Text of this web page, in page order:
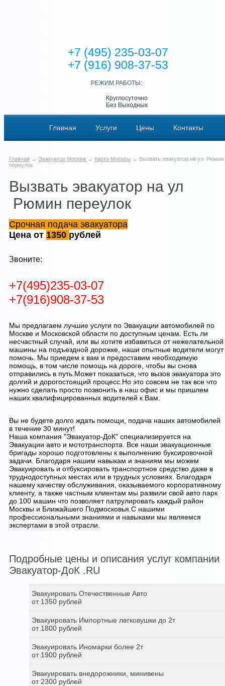
+7 (495) 235-03-07
+7 (916) 908-37-53
РЕЖИМ РАБОТЫ:
Круглосуточно
Без Выходных
Главная Услуги Цены Контакты
Главная → Эвакуатор Москва → Карта Москвы → Вызвать эвакуатор на ул Рюмин
переулок
Вызвать эвакуатор на ул
Рюмин переулок
Срочная подача эвакуатора
Цена от 1350 рублей
Звоните:
+7(495)235-03-07
+7(916)908-37-53
Мы предлагаем лучшие услуги по Эвакуации автомобилей по
Москве и Московской области по доступным ценам. Есть ли
несчастный случай, или вы хотите избавиться от нежелательной
машины на подъездной дорожке, наши опытные водители могут
помочь. Мы приедем к вам и предоставим необходимую
помощь, в том числе помощь на дороге, чтобы вы снова
отправились в путь.Может показаться, что вызов эвакуатора это
долгий и дорогостоящий процесс.Но это совсем не так все что
нужно сделать просто позвонить в наш офис и мы пришлем
наших квалифицированных водителей к Вам.
Вы не будете долго ждать помощи, подача наших автомобилей
в течение 30 минут!
Наша компания "Эвакуатор-ДоК" специализируется на
Эвакуации авто и мототранспорта. Все наши эвакуационные
бригады хорошо подготовлены к выполнению буксировочной
задачи. Благодаря нашим навыкам и знаниям мы можем
Эвакуировать и отбуксировать транспортное средство даже в
труднодоступных местах или в трудных условиях. Благодаря
нашему качеству обслуживания, оказываемого корпоративному
клиенту, а также частным клиентам мы развили свой авто парк
до 100 машин что позволяет патрулировать каждый район
Москвы и Ближайшего Подмосковья.С нашими
профессиональными знаниями и навыками мы являемся
экспертами в этой отрасли.
Подробные цены и описания услуг компании
Эвакуатор-ДоК .RU
Эвакуировать Отечественные Авто
от 1350 рублей
Эвакуировать Импортные легковушки до 2т
от 1800 рублей
Эвакуировать Иномарки более 2т
от 1900 рублей
Эвакуировать внедорожники, минивены
от 2300 рублей